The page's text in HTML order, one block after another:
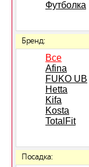
Футболка
Бренд:
Все
Afina
FUKO UB
Hetta
Kifa
Kosta
TotalFit
Посадка: